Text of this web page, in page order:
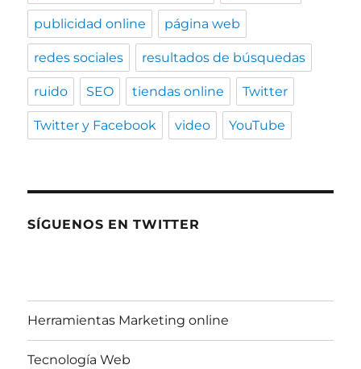
publicidad online página web
redes sociales resultados de búsquedas
ruido SEO tiendas online Twitter
Twitter y Facebook video YouTube
SÍGUENOS EN TWITTER
Herramientas Marketing online
Tecnología Web